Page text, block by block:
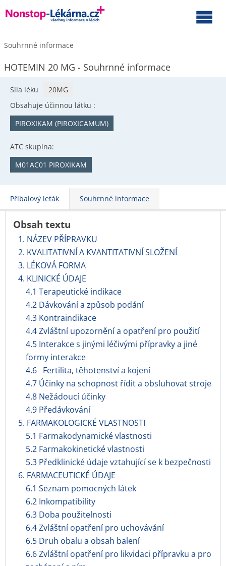
Souhrnné informace
HOTEMIN 20 MG - Souhrnné informace
Síla léku
20MG
Obsahuje účinnou látku :
PIROXIKAM (PIROXICAMUM)
ATC skupina:
M01AC01 PIROXIKAM
Příbalový leták Souhrnné informace
Obsah textu
1. NÁZEV PŘÍPRAVKU
2. KVALITATIVNÍ A KVANTITATIVNÍ SLOŽENÍ
3. LÉKOVÁ FORMA
4. KLINICKÉ ÚDAJE
4.1 Terapeutické indikace
4.2 Dávkování a způsob podání
4.3 Kontraindikace
4.4 Zvláštní upozornění a opatření pro použití
4.5 Interakce s jinými léčivými přípravky a jiné
formy interakce
4.6 Fertilita, těhotenství a kojení
4.7 Účinky na schopnost řídit a obsluhovat stroje
4.8 Nežádoucí účinky
4.9 Předávkování
5. FARMAKOLOGICKÉ VLASTNOSTI
5.1 Farmakodynamické vlastnosti
5.2 Farmakokinetické vlastnosti
5.3 Předklinické údaje vztahující se k bezpečnosti
6. FARMACEUTICKÉ ÚDAJE
6.1 Seznam pomocných látek
6.2 Inkompatibility
6.3 Doba použitelnosti
6.4 Zvláštní opatření pro uchovávání
6.5 Druh obalu a obsah balení
6.6 Zvláštní opatření pro likvidaci přípravku a pro